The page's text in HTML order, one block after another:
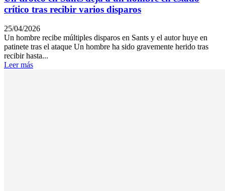
crítico tras recibir varios disparos
25/04/2026
Un hombre recibe múltiples disparos en Sants y el autor huye en
patinete tras el ataque Un hombre ha sido gravemente herido tras
recibir hasta...
Leer más